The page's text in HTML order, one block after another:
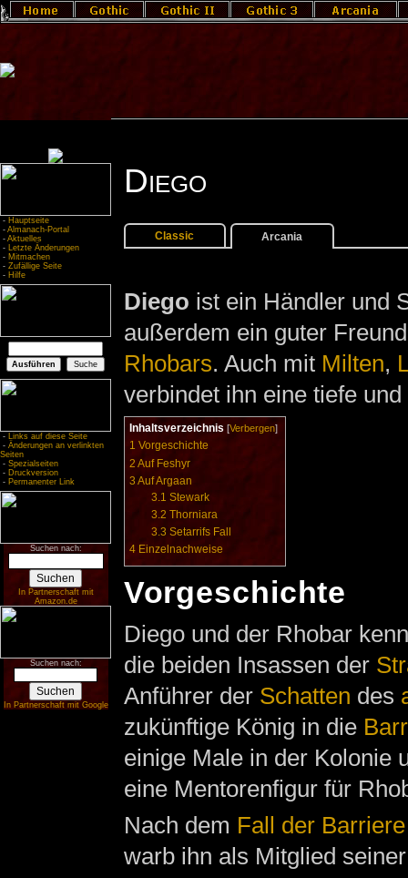
- Hauptseite
- Almanach-Portal
- Aktuelles
- Letzte Änderungen
- Mitmachen
- Zufällige Seite
- Hilfe
- Links auf diese Seite
- Änderungen an verlinkten
Seiten
- Spezialseiten
- Druckversion
- Permanenter Link
Suchen nach:
In Partnerschaft mit
Amazon.de
Suchen nach:
In Partnerschaft mit Google
Diego
Classic Arcania
Diego ist ein Händler und
außerdem ein guter
Rhobars. Auch mit Milten,
verbindet ihn eine tiefe
Inhaltsverzeichnis [Verbergen]
1 Vorgeschichte
2 Auf Feshyr
3 Auf Argaan
3.1 Stewark
3.2 Thorniara
3.3 Setarrifs Fall
4 Einzelnachweise
Vorgeschichte
Diego und der Rhobar
die beiden Insassen der
Anführer der Schatten des
zukünftige König in die
einige Male in der Kolonie
eine Mentorenfigur für
Nach dem Fall der Barriere
warb ihn als Mitglied